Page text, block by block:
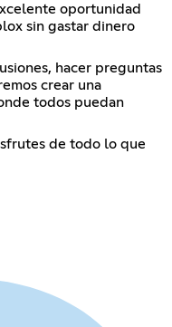
oportunidad
sin gastar dinero
hacer preguntas
crear una
todos puedan
de todo lo que